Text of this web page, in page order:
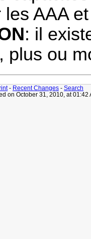
les AAA
: il
, plus ou
- Recent Changes - Search
on October 31, 2010, at 01:42